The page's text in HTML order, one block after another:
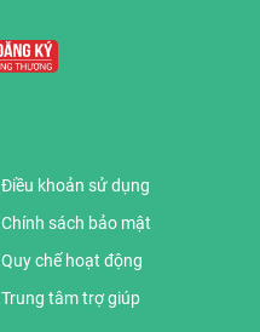
Điều khoản sử dụng
Chính sách bảo mật
Quy chế hoạt động
Trung tâm trợ giúp